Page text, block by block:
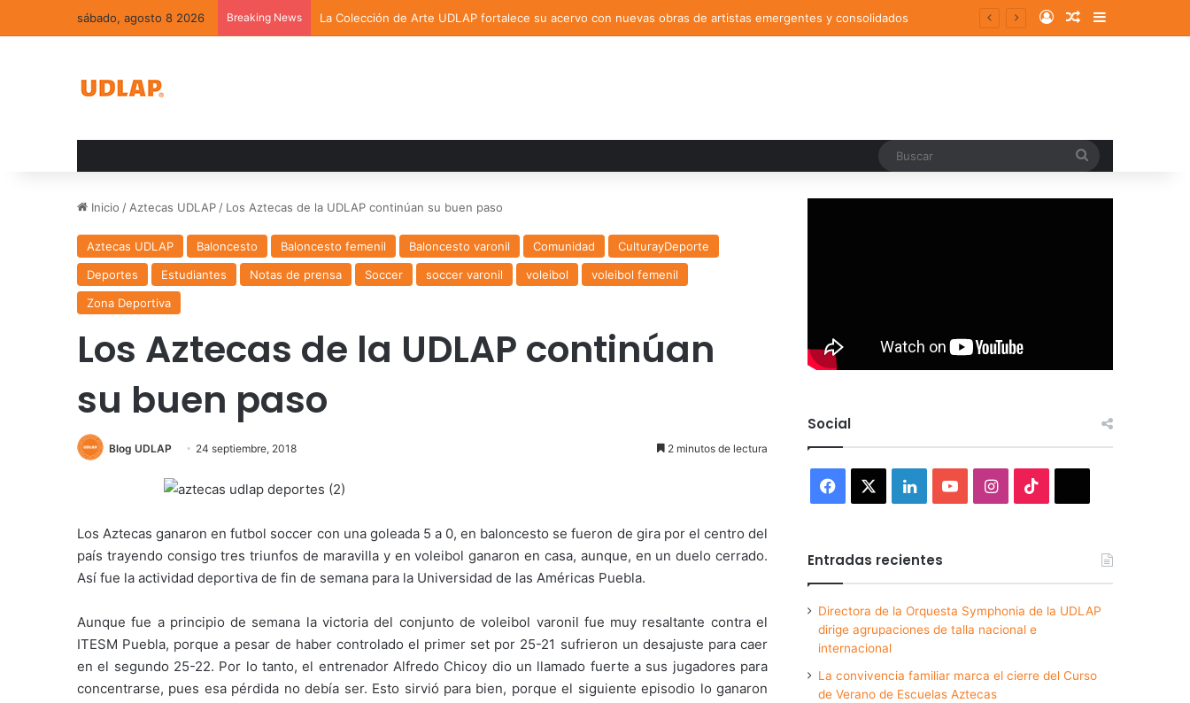
sábado, agosto 8 2026 Breaking News La Colección de Arte UDLAP fortalece su acervo con nuevas obras de artistas emergentes y consolidados Log InRandom Article
Sidebar
Inicio / Aztecas UDLAP / Los Aztecas de la UDLAP continúan su buen paso
Aztecas UDLAP Baloncesto Baloncesto femenil Baloncesto varonil Comunidad
CulturayDeporte
Deportes
Estudiantes Notas de prensa Soccer soccer varonil voleibol
voleibol femenil
Zona Deportiva
Los Aztecas de la UDLAP continúan
su buen paso
Blog UDLAP 24 septiembre, 2018 2 minutos de lectura
Los Aztecas ganaron en futbol soccer con una goleada 5 a 0, en baloncesto se fueron de gira por el centro del
país trayendo consigo tres triunfos de maravilla y en voleibol ganaron en casa, aunque, en un duelo cerrado.
Así fue la actividad deportiva de fin de semana para la Universidad de las Américas Puebla.
Aunque fue a principio de semana la victoria del conjunto de voleibol varonil fue muy resaltante contra el
ITESM Puebla, porque a pesar de haber controlado el primer set por 25-21 sufrieron un desajuste para caer
en el segundo 25-22. Por lo tanto, el entrenador Alfredo Chicoy dio un llamado fuerte a sus jugadores para
concentrarse, pues esa pérdida no debía ser. Esto sirvió para bien, porque el siguiente episodio lo ganaron
Social
Facebook LinkedInYouTubeInstagram
Entradas recientes
Directora de la Orquesta Symphonia de la UDLAP
dirige agrupaciones de talla nacional e
internacional
La convivencia familiar marca el cierre del Curso
de Verano de Escuelas Aztecas